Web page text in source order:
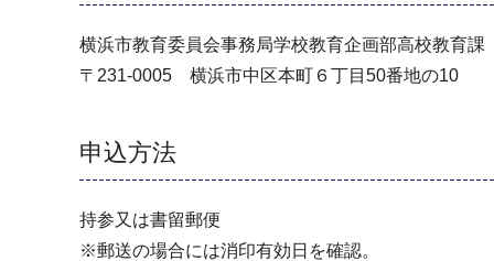
横浜市教育委員会事務局学校教育企画部高校教育
〒231-0005 横浜市中区本町６丁目50番地の10
申込方法
持参又は書留郵便
※郵送の場合には消印有効日を確認。